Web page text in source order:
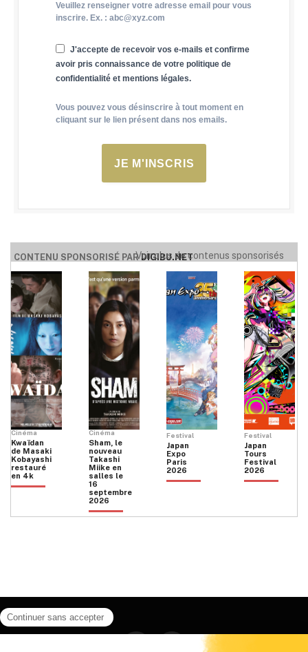
Veuillez renseigner votre adresse email pour vous
inscrire. Ex. : abc@xyz.com
J'accepte de recevoir vos e-mails et confirme
avoir pris connaissance de votre politique de
confidentialité et mentions légales.
Vous pouvez vous désinscrire à tout moment en
cliquant sur le lien présent dans nos emails.
JE M'INSCRIS
CONTENU SPONSORISÉ PARDIGIBU.NET
Voir plus de contenus sponsorisés
Cinéma
Kwaïdan
de Masaki
Kobayashi
restauré
en 4k
Cinéma
Sham, le
nouveau
Takashi
Miike en
salles le
16
septembre
2026
Festival
Japan
Expo
Paris
2026
Festival
Japan
Tours
Festival
2026